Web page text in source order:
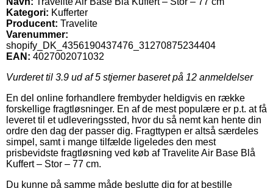
Kategori: Kufferter
Producent: Travelite
Varenummer:
shopify_DK_4356190437476_31270875234404
EAN: 4027002071032
Vurderet til 3.9 ud af 5 stjerner baseret på 12 anmeldelser
En del online forhandlere frembyder heldigvis en række
forskellige fragtløsninger. En af de mest populære er p.t. at få
leveret til et udleveringssted, hvor du så nemt kan hente din
ordre den dag der passer dig. Fragttypen er altså særdeles
simpel, samt i mange tilfælde ligeledes den mest
prisbevidste fragtløsning ved køb af Travelite Air Base Blå
Kuffert – Stor – 77 cm.
Du kunne på samme måde beslutte dig for at bestille